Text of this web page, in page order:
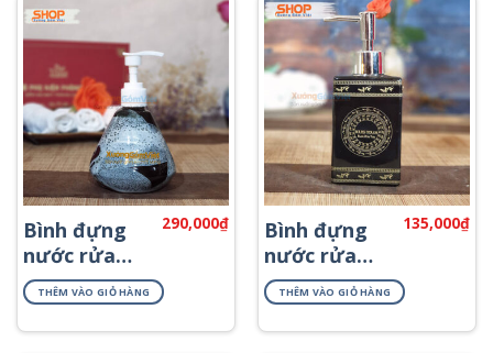
Bình đựng
nước rửa
tay khách
sạn PKNT-
60
290,000₫
THÊM VÀO GIỎ HÀNG
Bình đựng
nước rửa
tay in logo
PNKT-47
135,000₫
THÊM VÀO GIỎ HÀNG